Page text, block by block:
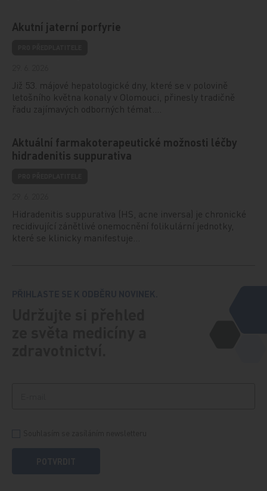
Akutní jaterní porfyrie
Již 53. májové hepatologické dny, které se v polovině
letošního května konaly v Olomouci, přinesly tradičně
řadu zajímavých odborných témat.…
Aktuální farmakoterapeutické možnosti léčby
hidradenitis suppurativa
Hidradenitis suppurativa (HS, acne inversa) je chronické
recidivující zánětlivé onemocnění folikulární jednotky,
které se klinicky manifestuje…